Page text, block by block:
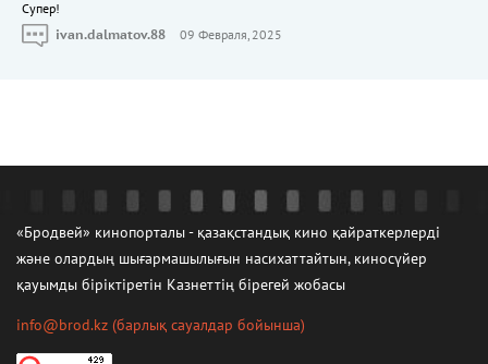
Cупер!
ivan.dalmatov.88
09 Февраля, 2025
«Бродвей» кинопорталы - қазақстандық кино қайраткерлерді
және олардың шығармашылығын насихаттайтын, киносүйер
қауымды біріктіретін Казнеттің бірегей жобасы
info@brod.kz (барлық сауалдар бойынша)